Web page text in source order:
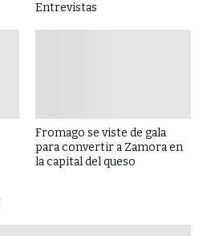
Entrevistas
Fromago se viste de gala
para convertir a Zamora en
la capital del queso